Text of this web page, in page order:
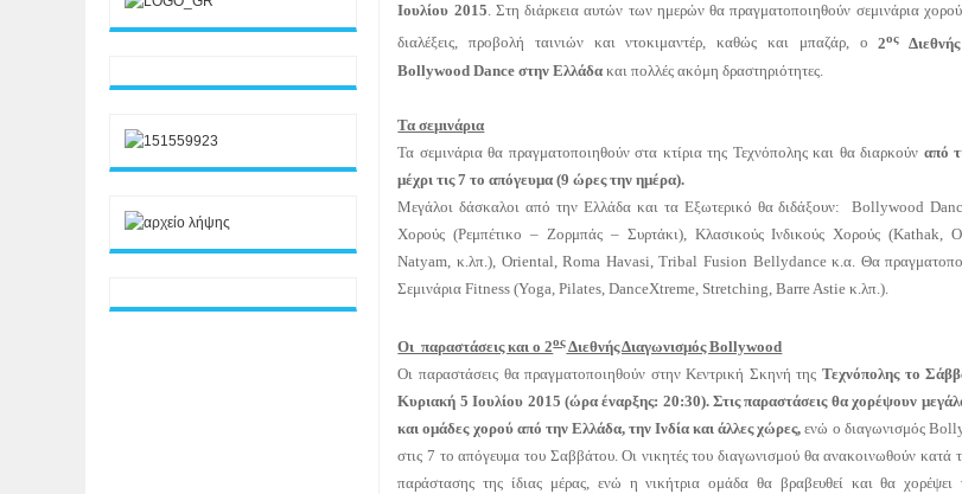
Ιουλίου 2015. Στη διάρκεια αυτών των ημερών θα πραγματοποιηθούν σεμινάρια
διαλέξεις, προβολή ταινιών και ντοκιμαντέρ, καθώς και μπαζάρ, ο2ος
Bollywood Dance στην Ελλάδα και πολλές ακόμη δραστηριότητες.
Τα σεμινάρια
Τα σεμινάρια θα πραγματοποιηθούν στα κτίρια της Τεχνόπολης και θα διαρκούν από
μέχρι τις 7 το απόγευμα (9 ώρες την ημέρα).
Μεγάλοι δάσκαλοι από την Ελλάδα και τα Εξωτερικό θα διδάξουν: Bollywood
Χορούς (Ρεμπέτικο – Ζορμπάς – Συρτάκι), Κλασικούς Ινδικούς Χορούς (Kathak,
Natyam, κ.λπ.), Oriental, Roma Havasi, Tribal Fusion Bellydance κ.α. Θα
ΣεμινάριαFitness (Yoga ,Pilates ,DanceXtreme Stretching ,Barre Astie κ.λπ.).
Οι παραστάσεις και ο 2οςΔιεθνής Διαγωνισμός Bollywood
Οι παραστάσεις θα πραγματοποιηθούν στην Κεντρική Σκηνή τηςΤεχνόπολης το
Κυριακή 5 Ιουλίου 2015 (ώρα έναρξης: 20:30). Στις παραστάσεις θα χορέψουν
και ομάδες χορού από την Ελλάδα, την Ινδία και άλλες χώρες,ενώ ο διαγωνισμός
στις 7 το απόγευμα του Σαββάτου. Οι νικητές του διαγωνισμού θα ανακοινωθούν κατά
παράστασης της ίδιας μέρας, ενώ η νικήτρια ομάδα θα βραβευθεί και θα χορέψει